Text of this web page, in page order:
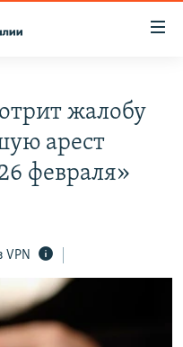
СОПРОТИВЛЕНИЯ
жалобу
арест
февраля»
VPN